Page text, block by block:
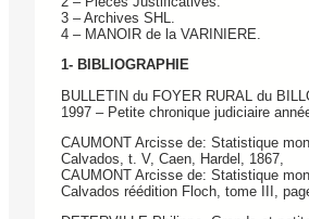
3 – Archives SHL.
4 – MANOIR de la VARINIERE.
1- BIBLIOGRAPHIE
BULLETIN du FOYER RURAL du
1997 – Petite chronique judiciaire
CAUMONT Arcisse de: Statistique
Calvados, t. V, Caen, Hardel, 1867,
CAUMONT Arcisse de: Statistique
Calvados réédition Floch, tome III,